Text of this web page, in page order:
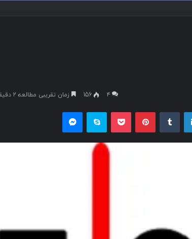
۴ 156 زمان تقریبی مطالعه 2 دقیقه